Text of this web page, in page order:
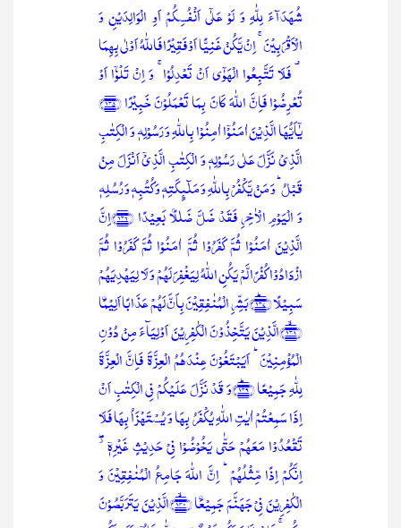
شُہَدَآءَ لِلّٰہِ وَ لَوۡ عَلٰۤی اَنۡفُسِکُمۡ اَوِ الۡوَالِدَیۡنِ وَ
الۡاَقۡرَبِیۡنَ ۚ اِنۡ یَّکُنۡ غَنِیًّا اَوۡ فَقِیۡرًا فَاللّٰہُ اَوۡلٰی بِہِمَا
۟ فَلَا تَتَّبِعُوا الۡہَوٰۤی اَنۡ تَعۡدِلُوۡا ۚ وَ اِنۡ تَلۡوٗۤا اَوۡ
تُعۡرِضُوۡا فَاِنَّ اللّٰہَ کَانَ بِمَا تَعۡمَلُوۡنَ خَبِیۡرًا ﴿۱۳۵﴾
یٰۤاَیُّہَا الَّذِیۡنَ اٰمَنُوۡۤا اٰمِنُوۡا بِاللّٰہِ وَ رَسُوۡلِہٖ وَ الۡکِتٰبِ
الَّذِیۡ نَزَّلَ عَلٰی رَسُوۡلِہٖ وَ الۡکِتٰبِ الَّذِیۡۤ اَنۡزَلَ مِنۡ
قَبۡلُ ؕ وَ مَنۡ یَّکۡفُرۡ بِاللّٰہِ وَ مَلٰٓئِکَتِہٖ وَ کُتُبِہٖ وَ رُسُلِہٖ
وَ الۡیَوۡمِ الۡاٰخِرِ فَقَدۡ ضَلَّ ضَلٰلًۢا بَعِیۡدًا ﴿۱۳۶﴾اِنَّ
الَّذِیۡنَ اٰمَنُوۡا ثُمَّ کَفَرُوۡا ثُمَّ اٰمَنُوۡا ثُمَّ کَفَرُوۡا ثُمَّ
ازۡدَادُوۡا کُفۡرًا لَّمۡ یَکُنِ اللّٰہُ لِیَغۡفِرَ لَہُمۡ وَ لَا لِیَہۡدِیَہُمۡ
سَبِیۡلًا ﴿۱۳۷﴾ؕبَشِّرِ الۡمُنٰفِقِیۡنَ بِاَنَّ لَہُمۡ عَذَابًا اَلِیۡمَۨا
﴿۱۳۸﴾ۙالَّذِیۡنَ یَتَّخِذُوۡنَ الۡکٰفِرِیۡنَ اَوۡلِیَآءَ مِنۡ دُوۡنِ
الۡمُؤۡمِنِیۡنَ ؕ اَیَبۡتَغُوۡنَ عِنۡدَہُمُ الۡعِزَّۃَ فَاِنَّ الۡعِزَّۃَ
لِلّٰہِ جَمِیۡعًا ﴿۱۳۹﴾ؕوَ قَدۡ نَزَّلَ عَلَیۡکُمۡ فِی الۡکِتٰبِ اَنۡ
اِذَا سَمِعۡتُمۡ اٰیٰتِ اللّٰہِ یُکۡفَرُ بِہَا وَ یُسۡتَہۡزَاُ بِہَا فَلَا
تَقۡعُدُوۡا مَعَہُمۡ حَتّٰی یَخُوۡضُوۡا فِیۡ حَدِیۡثٍ غَیۡرِہٖۤ ۫ۖ
اِنَّکُمۡ اِذًا مِّثۡلُہُمۡ ؕ اِنَّ اللّٰہَ جَامِعُ الۡمُنٰفِقِیۡنَ وَ
الۡکٰفِرِیۡنَ فِیۡ جَہَنَّمَ جَمِیۡعَۨا ﴿۱۴۰﴾ۙالَّذِیۡنَ یَتَرَبَّصُوۡنَ